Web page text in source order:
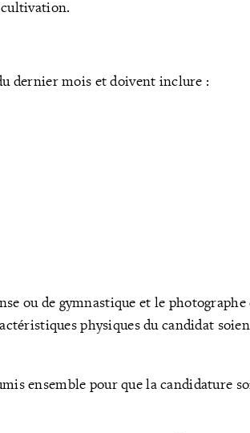
cultivation.
dernier mois et doivent inclure :
ou de gymnastique et le
physiques du candidat
ensemble pour que la candidature